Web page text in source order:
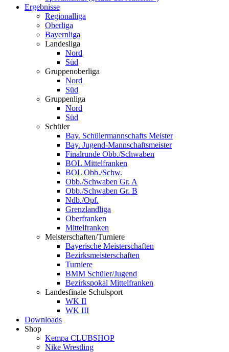
Ergebnisse
Regionalliga
Oberliga
Bayernliga
Landesliga
Nord
Süd
Gruppenoberliga
Nord
Süd
Gruppenliga
Nord
Süd
Schüler
Bay. Schülermannschafts Meister
Bay. Jugend-Mannschaftsmeister
Finalrunde Obb./Schwaben
BOL Mittelfranken
BOL Obb./Schw.
Obb./Schwaben Gr. A
Obb./Schwaben Gr. B
Ndb./Opf.
Grenzlandliga
Oberfranken
Mittelfranken
Meisterschaften/Turniere
Bayerische Meisterschaften
Bezirksmeisterschaften
Turniere
BMM Schüler/Jugend
Bezirkspokal Mittelfranken
Landesfinale Schulsport
WK II
WK III
Downloads
Shop
Kempa CLUBSHOP
Nike Wrestling